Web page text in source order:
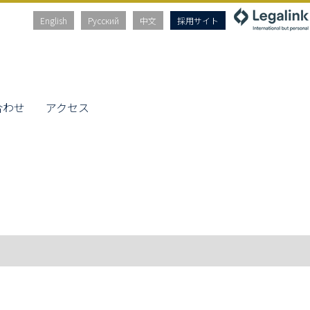
English Русский 中文 採用サイト
せ アクセス